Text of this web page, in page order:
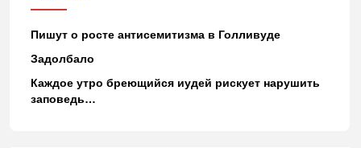
Пишут о росте антисемитизма в Голливуде
Задолбало
Каждое утро бреющийся иудей рискует нарушить
заповедь…